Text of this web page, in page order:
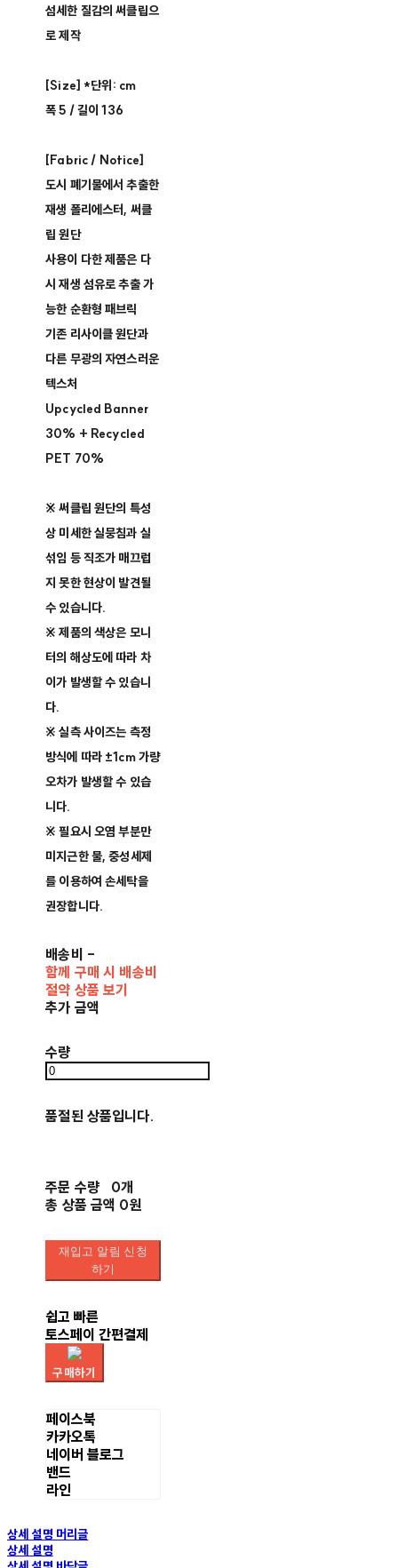
섬세한 질감의 써클립으
로 제작
[Size] *단위: cm
폭 5 / 길이 136
[Fabric / Notice]
도시 폐기물에서 추출한
재생 폴리에스터, 써클
립 원단
사용이 다한 제품은 다
시 재생 섬유로 추출 가
능한 순환형 패브릭
기존 리사이클 원단과
다른 무광의 자연스러운
텍스처
Upcycled Banner
30% + Recycled
PET 70%
※ 써클립 원단의 특성
상 미세한 실뭉침과 실
섞임 등 직조가 매끄럽
지 못한 현상이 발견될
수 있습니다.
※ 제품의 색상은 모니
터의 해상도에 따라 차
이가 발생할 수 있습니
다.
※ 실측 사이즈는 측정
방식에 따라 ±1cm 가량
오차가 발생할 수 있습
니다.
※ 필요시 오염 부분만
미지근한 물, 중성세제
를 이용하여 손세탁을
권장합니다.
배송비 -
함께 구매 시 배송비
절약 상품 보기
추가 금액
수량
품절된 상품입니다.
주문 수량
0개
총 상품 금액 0원
재입고 알림 신청
하기
쉽고 빠른
토스페이 간편결제
구매하기
페이스북
카카오톡
네이버 블로그
밴드
라인
상세 설명 머리글
상세 설명